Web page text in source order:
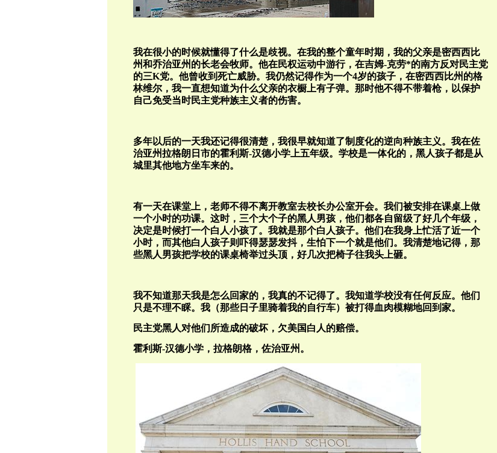
我在很小的时候就懂得了什么是歧视。 在我的整个童年时期， 我的父亲是密西西比
州和乔治亚州的长老会牧师。他在民权运动中游行，在吉姆-克劳*的南方反对民主党
的三K党。他曾收到死亡威胁。我仍然记得作为一个4岁的孩子，在密西西比州的格
林维尔，我一直想知道为什么父亲的衣橱上有子弹。那时他不得不带着枪，以保护
自己免受当时民主党种族主义者的伤害。
多年以后的一天我还记得很清楚，我很早就知道了制度化的逆向种族主义。我在佐
治亚州拉格朗日市的霍利斯-汉德小学上五年级。学校是一体化的，黑人孩子都是从
城里其他地方坐车来的。
有一天在课堂上，老师不得不离开教室去校长办公室开会。我们被安排在课桌上做
一个小时的功课。这时，三个大个子的黑人男孩，他们都各自留级了好几个年级，
决定是时候打一个白人小孩了。我就是那个白人孩子。他们在我身上忙活了近一个
小时，而其他白人孩子则吓得瑟瑟发抖，生怕下一个就是他们。我清楚地记得，那
些黑人男孩把学校的课桌椅举过头顶，好几次把椅子往我头上砸。
我不知道那天我是怎么回家的，我真的不记得了。我知道学校没有任何反应。他们
只是不理不睬。我（那些日子里骑着我的自行车）被打得血肉模糊地回到家。
民主党黑人对他们所造成的破坏，欠美国白人的赔偿。
霍利斯-汉德小学，拉格朗格，佐治亚州。